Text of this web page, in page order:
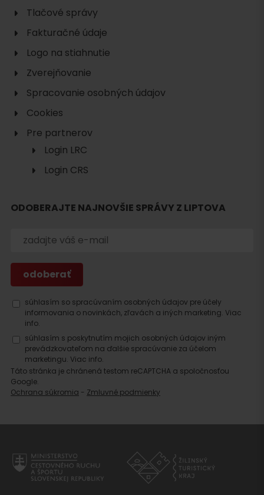
Tlačové správy
Fakturačné údaje
Logo na stiahnutie
Zverejňovanie
Spracovanie osobných údajov
Cookies
Pre partnerov
Login LRC
Login CRS
ODOBERAJTE NAJNOVŠIE SPRÁVY Z LIPTOVA
súhlasím so spracúvaním osobných údajov pre účely
informovania o novinkách, zľavách a iných marketing. Viac
info.
súhlasím s poskytnutím mojich osobných údajov iným
prevádzkovateľom na ďalšie spracúvanie za účelom
marketingu. Viac info.
Táto stránka je chránená testom reCAPTCHA a spoločnosťou
Google.
Ochrana súkromia - Zmluvné podmienky